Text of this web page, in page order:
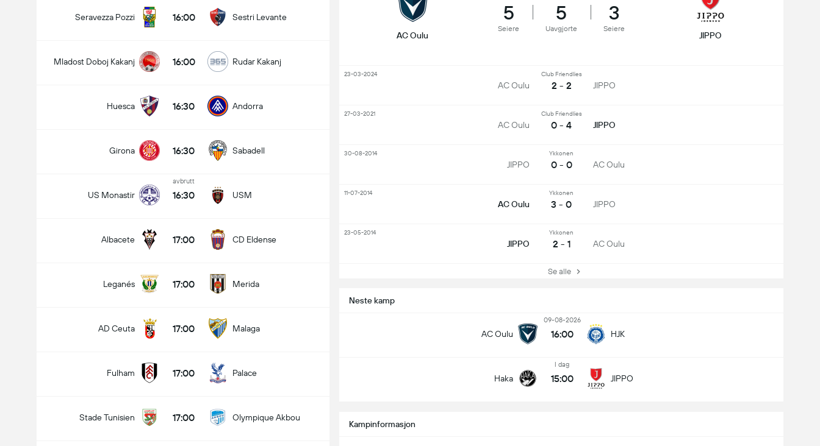
Seravezza Pozzi 16:00 Sestri Levante
Mladost Doboj Kakanj 16:00 Rudar Kakanj
Huesca 16:30 Andorra
Girona 16:30 Sabadell
US Monastir
avbrutt
16:30 USM
Albacete 17:00 CD Eldense
Leganés 17:00 Merida
AD Ceuta 17:00 Malaga
Fulham 17:00 Palace
Stade Tunisien 17:00 Olympique Akbou
Neste kamp
AC Oulu
09-08-2026
16:00 HJK
Haka
I dag
15:00 JIPPO
Kampinformasjon
AC Oulu
5
Seiere
5
Uavgjorte
3
Seiere
JIPPO
AC Oulu
Club Friendlies
2 - 2 JIPPO
23-03-2024
AC Oulu
Club Friendlies
0 - 4 JIPPO
27-03-2021
JIPPO
Ykkonen
0 - 0 AC Oulu
30-08-2014
AC Oulu
Ykkonen
3 - 0 JIPPO
11-07-2014
JIPPO
Ykkonen
2 - 1 AC Oulu
23-05-2014
Se alle